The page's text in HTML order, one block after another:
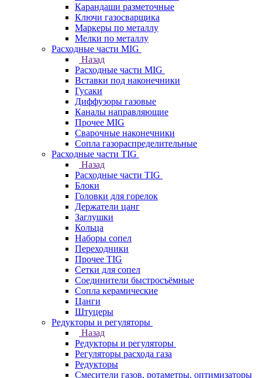
Карандаши разметочные
Ключи газосварщика
Маркеры по металлу
Мелки по металлу
Расходные части MIG
Назад
Расходные части MIG
Вставки под наконечники
Гусаки
Диффузоры газовые
Каналы направляющие
Прочее MIG
Сварочные наконечники
Сопла газораспределительные
Расходные части TIG
Назад
Расходные части TIG
Блоки
Головки для горелок
Держатели цанг
Заглушки
Кольца
Наборы сопел
Переходники
Прочее TIG
Сетки для сопел
Соединители быстросъёмные
Сопла керамические
Цанги
Штуцеры
Редукторы и регуляторы
Назад
Редукторы и регуляторы
Регуляторы расхода газа
Редукторы
Смесители газов, ротаметры, оптимизаторы